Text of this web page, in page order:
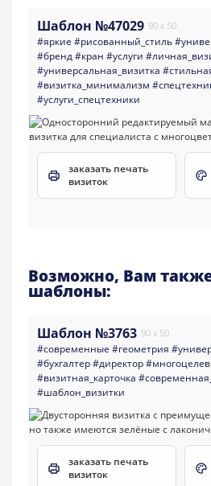
Шаблон №47029 90 x 50
#яркие #рисованный_стиль
#бренд#кран #услуги
#универсальная_визитка
#визитка_минимализм
#услуги_спецтехники
заказать печать
визиток
Возможно, Вам
шаблоны:
Шаблон №3763 90 x 50
#современные #геометрия
#бухгалтер#директор
#визитная_карточка
#шаблон_визитки
заказать печать
визиток